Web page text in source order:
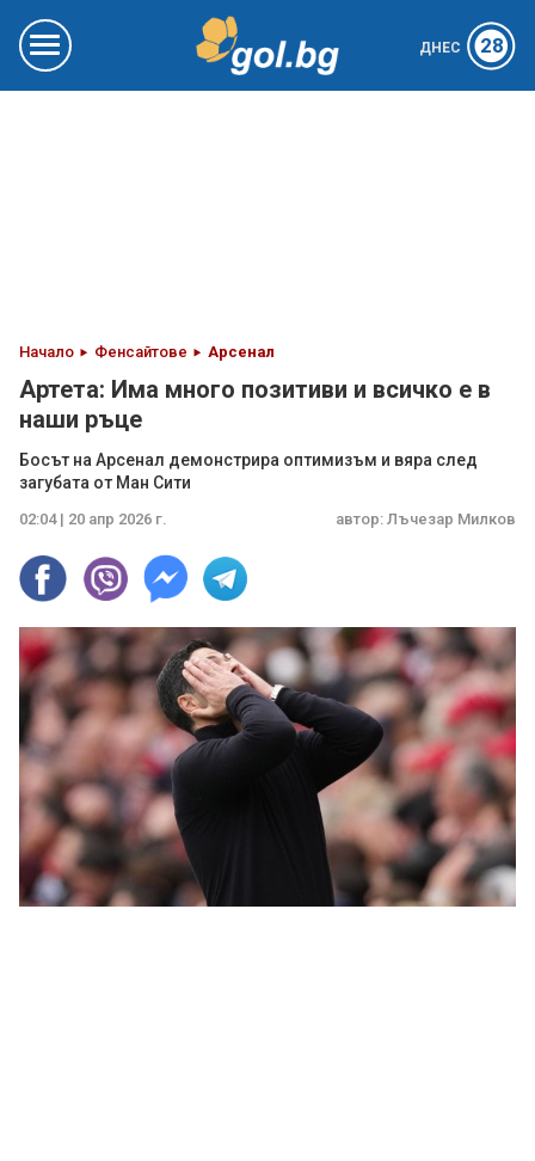
ДНЕС 28
Начало Фенсайтове Арсенал
Артета: Има много позитиви и всичко е в
наши ръце
Босът на Арсенал демонстрира оптимизъм и вяра след
загубата от Ман Сити
02:04 | 20 апр 2026 г. автор: Лъчезар Милков